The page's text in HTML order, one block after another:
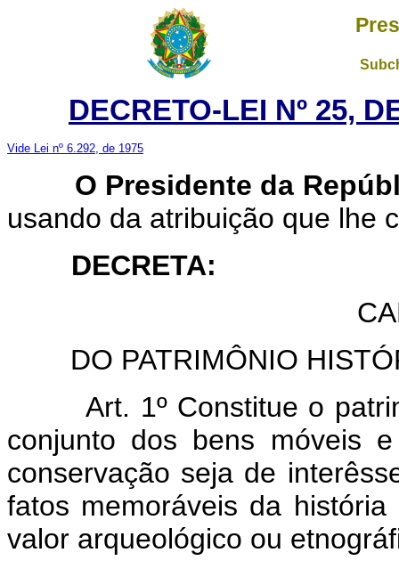
DECRETO-LEI Nº 25,
Vide Lei nº 6.292, de 1975
O Presidente da
usando da atribuição que lhe
DECRETA:
DO PATRIMÔNIO
Art. 1º Constitue o
conjunto dos bens móveis
conservação seja de
fatos memoráveis da
valor arqueológico ou